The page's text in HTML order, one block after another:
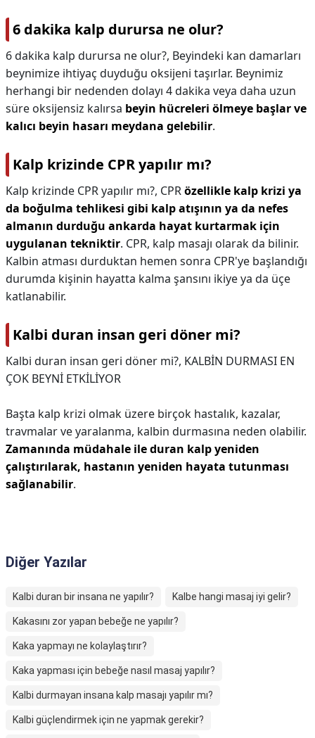
6 dakika kalp durursa ne olur?
6 dakika kalp durursa ne olur?, Beyindeki kan damarları
beynimize ihtiyaç duyduğu oksijeni taşırlar. Beynimiz
herhangi bir nedenden dolayı 4 dakika veya daha uzun
süre oksijensiz kalırsa beyin hücreleri ölmeye başlar ve
kalıcı beyin hasarı meydana gelebilir.
Kalp krizinde CPR yapılır mı?
Kalp krizinde CPR yapılır mı?, CPRözellikle kalp krizi ya
da boğulma tehlikesi gibi kalp atışının ya da nefes
almanın durduğu ankarda hayat kurtarmak için
uygulanan tekniktir. CPR, kalp masajı olarak da bilinir.
Kalbin atması durduktan hemen sonra CPR'ye başlandığı
durumda kişinin hayatta kalma şansını ikiye ya da üçe
katlanabilir.
Kalbi duran insan geri döner mi?
Kalbi duran insan geri döner mi?, KALBİN DURMASI EN
ÇOK BEYNİ ETKİLİYOR
Başta kalp krizi olmak üzere birçok hastalık, kazalar,
travmalar ve yaralanma, kalbin durmasına neden olabilir.
Zamanında müdahale ile duran kalp yeniden
çalıştırılarak, hastanın yeniden hayata tutunması
sağlanabilir.
Diğer Yazılar
Kalbi duran bir insana ne yapılır? Kalbe hangi masaj iyi gelir?
Kakasını zor yapan bebeğe ne yapılır?
Kaka yapmayı ne kolaylaştırır?
Kaka yapması için bebeğe nasıl masaj yapılır?
Kalbi durmayan insana kalp masajı yapılır mı?
Kalbi güçlendirmek için ne yapmak gerekir?